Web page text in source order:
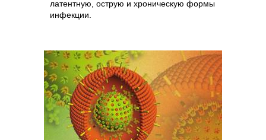
латентную, острую и хроническую формы
инфекции.